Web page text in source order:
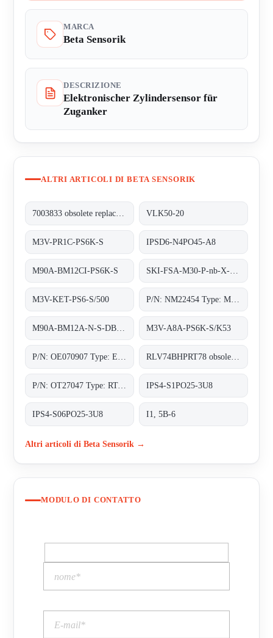
MARCA
Beta Sensorik
DESCRIZIONE
Elektronischer Zylindersensor für
Zuganker
ALTRI ARTICOLI DI BETA SENSORIK
VLK50-20
M3V-PR1C-PS6K-S IPSD6-N4PO45-A8
M90A-BM12CI-PS6K-S
M3V-KET-PS6-S/500
M3V-A8A-PS6K-S/K53
P/N: OT27047 Type: RT-78-0-MHP IPS4-S1PO25-3U8
IPS4-S06PO25-3U8 I1, 5B-6
Altri articoli di Beta Sensorik →
MODULO DI CONTATTO